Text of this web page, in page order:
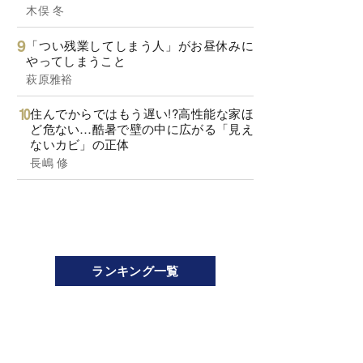
木俣 冬
「つい残業してしまう人」がお昼休みに
やってしまうこと
萩原雅裕
住んでからではもう遅い!?高性能な家ほ
ど危ない…酷暑で壁の中に広がる「見え
ないカビ」の正体
長嶋 修
ランキング一覧